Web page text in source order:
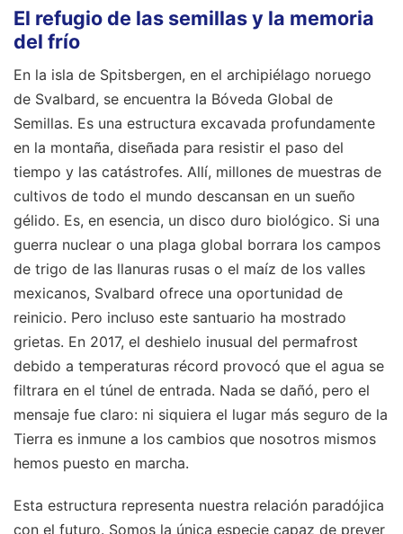
El refugio de las semillas y la memoria
del frío
En la isla de Spitsbergen, en el archipiélago noruego
de Svalbard, se encuentra la Bóveda Global de
Semillas. Es una estructura excavada profundamente
en la montaña, diseñada para resistir el paso del
tiempo y las catástrofes. Allí, millones de muestras de
cultivos de todo el mundo descansan en un sueño
gélido. Es, en esencia, un disco duro biológico. Si una
guerra nuclear o una plaga global borrara los campos
de trigo de las llanuras rusas o el maíz de los valles
mexicanos, Svalbard ofrece una oportunidad de
reinicio. Pero incluso este santuario ha mostrado
grietas. En 2017, el deshielo inusual del permafrost
debido a temperaturas récord provocó que el agua se
filtrara en el túnel de entrada. Nada se dañó, pero el
mensaje fue claro: ni siquiera el lugar más seguro de la
Tierra es inmune a los cambios que nosotros mismos
hemos puesto en marcha.
Esta estructura representa nuestra relación paradójica
con el futuro. Somos la única especie capaz de prever